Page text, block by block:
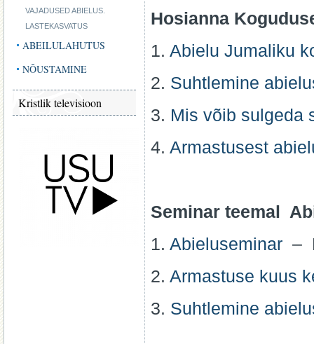
VAJADUSED ABIELUS.
LASTEKASVATUS
ABEILULAHUTUS
NÕUSTAMINE
Kristlik televisioon
Hosianna
1. Abielu Jumaliku
2. Suhtlemine
3. Mis võib sulgeda
4. Armastusest
Seminar teemal
1. Abieluseminar –
2. Armastuse kuus
3. Suhtlemine